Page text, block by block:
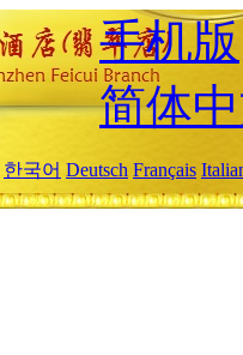
手机版
简体
한국어 Deutsch Français